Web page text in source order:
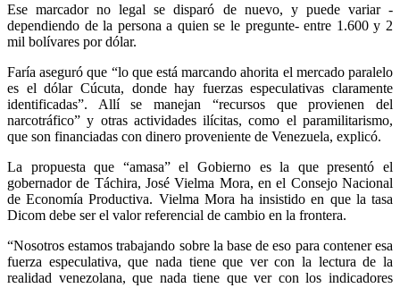
Ese marcador no legal se disparó de nuevo, y puede variar -
dependiendo de la persona a quien se le pregunte- entre 1.600 y 2
mil bolívares por dólar.
Faría aseguró que “lo que está marcando ahorita el mercado paralelo
es el dólar Cúcuta, donde hay fuerzas especulativas claramente
identificadas”. Allí se manejan “recursos que provienen del
narcotráfico” y otras actividades ilícitas, como el paramilitarismo,
que son financiadas con dinero proveniente de Venezuela, explicó.
La propuesta que “amasa” el Gobierno es la que presentó el
gobernador de Táchira, José Vielma Mora, en el Consejo Nacional
de Economía Productiva. Vielma Mora ha insistido en que la tasa
Dicom debe ser el valor referencial de cambio en la frontera.
“Nosotros estamos trabajando sobre la base de eso para contener esa
fuerza especulativa, que nada tiene que ver con la lectura de la
realidad venezolana, que nada tiene que ver con los indicadores